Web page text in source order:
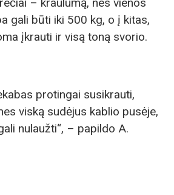
– kraulumą, nes vienos
gali būti iki 500 kg, o į kitas,
įkrauti ir visą toną svorio.
protingai susikrauti,
viską sudėjus kablio pusėje,
nulaužti“, – papildo A.